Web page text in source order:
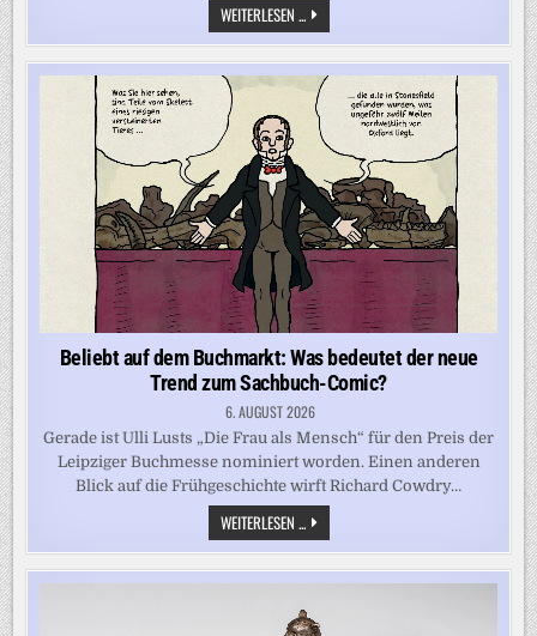
WEITERLESEN ...KLAUS
G.
SAUR
GESTORBEN:
DAS
GEDÄCHTNIS
DES
DEUTSCHEN
VERLAGSWESENS
Beliebt auf dem Buchmarkt: Was bedeutet der neue
Trend zum Sachbuch-Comic?
6. AUGUST 2026
Gerade ist Ulli Lusts „Die Frau als Mensch“ für den Preis der
Leipziger Buchmesse nominiert worden. Einen anderen
Blick auf die Frühgeschichte wirft Richard Cowdry…
WEITERLESEN ...BELIEBT
AUF
DEM
BUCHMARKT:
WAS
DER
NEUE